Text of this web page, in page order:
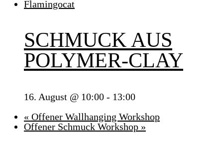
SCHMUCK AUS
POLYMER-CLAY
16. August @ 10:00 - 13:00
« Offener Wallhanging Workshop
Offener Schmuck Workshop »